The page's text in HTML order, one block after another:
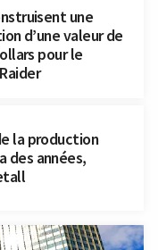
une
d’une valeur de
pour le
la production
des années,